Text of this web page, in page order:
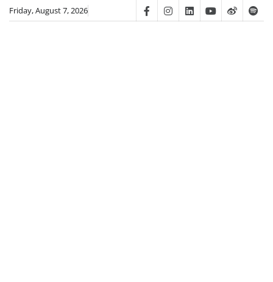
SkipFriday, August 7, 2026 FacebookInstagram
LinkedinYoutube
Weibo